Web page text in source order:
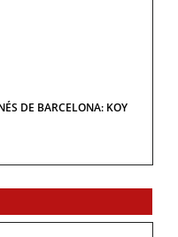
DE BARCELONA: KOY